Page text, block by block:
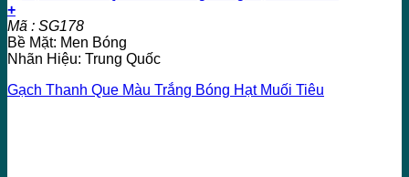
+
Mã : SG178
Bề Mặt: Men Bóng
Nhãn Hiệu: Trung Quốc
Gạch Thanh Que Màu Trắng Bóng Hạt Muối Tiêu